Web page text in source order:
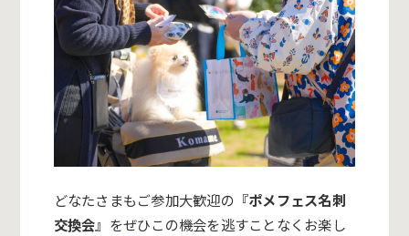
どなたさまもご参加大歓迎の『ポメフェス名刺
交換会』をぜひこの機会を逃すことなくお楽し